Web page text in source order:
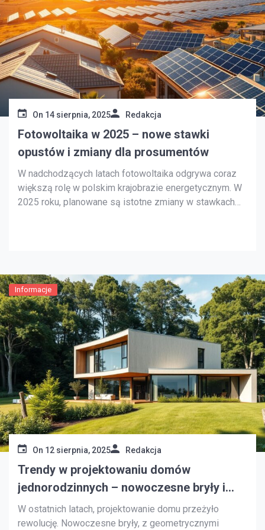
On 14 sierpnia, 2025 Redakcja
Fotowoltaika w 2025 – nowe stawki
opustów i zmiany dla prosumentów
W nadchodzących latach fotowoltaika odgrywa coraz
większą rolę w polskim krajobrazie energetycznym. W
2025 roku, planowane są istotne zmiany w stawkach
zmiany z […]
Informacje
On 12 sierpnia, 2025 Redakcja
Trendy w projektowaniu domów
jednorodzinnych – nowoczesne bryły i
ekologiczne rozwiązania
W ostatnich latach, projektowanie domu przeżyło
rewolucję. Nowoczesne bryły, z geometrycznymi